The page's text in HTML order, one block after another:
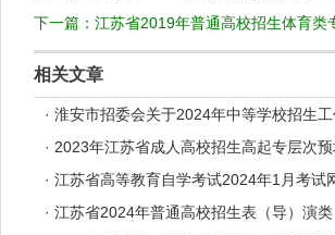
下一篇： 江苏省2019年普通高校招生体育类
相关文章
· 淮安市招委会关于2024年中等学校招生
· 2023年江苏省成人高校招生高起专层次
志愿投档分数线
· 江苏省高等教育自学考试2024年1月考试
名办法
· 江苏省2024年普通高校招生表（导）演